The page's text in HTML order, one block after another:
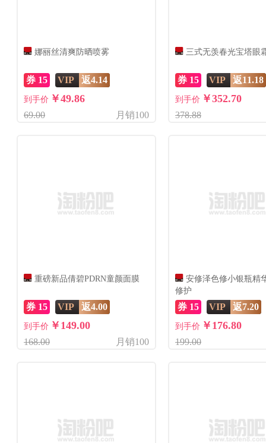
娜丽丝清爽防晒喷雾
券 15 VIP 返4.14
到手价 ￥49.86
69.00 月销100
三式无羡春光宝塔眼
券 15 VIP 返11.18
到手价 ￥352.70
378.88
重磅新品倩碧PDRN童颜面膜
券 15 VIP 返4.00
到手价 ￥149.00
168.00 月销100
安修泽色修小银瓶精
修护
券 15 VIP 返7.20
到手价 ￥176.80
199.00